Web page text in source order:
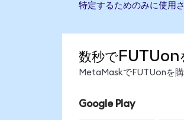
特定するためのみに使用さ
数秒でFUTUon
MetaMaskでFUTUonを
Google Play